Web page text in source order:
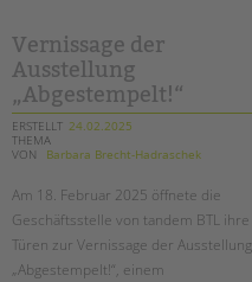
Förderzentren
Kollegs
EFöB
Schulbezogene Sozialarbeit
Tagesgruppen
HILFEN ZUR ERZIEHUNG
EINGLIEDERUNGSHILFE
Vernissage der
Ausstellung
„Abgestempelt!“
ERSTELLT 24.02.2025
THEMA
VON
Barbara Brecht-Hadraschek
Am 18. Februar 2025 öffnete die
Geschäftsstelle von tandem BTL ihre
Türen zur Vernissage der Ausstellung
„Abgestempelt!“, einem